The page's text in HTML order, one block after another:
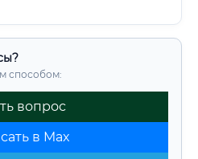
способом:
вопрос
в Max